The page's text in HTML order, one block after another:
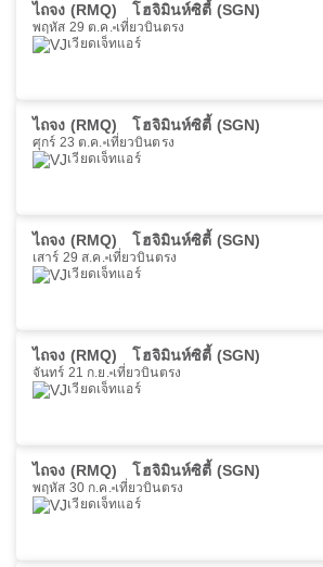
ไถจง (RMQ) โฮจิมินห์ซิตี้ (SGN)
พฤหัส 29 ต.ค. เที่ยวบินตรง
เวียดเจ็ทแอร์
ไถจง (RMQ) โฮจิมินห์ซิตี้ (SGN)
ศุกร์ 23 ต.ค. เที่ยวบินตรง
เวียดเจ็ทแอร์
ไถจง (RMQ) โฮจิมินห์ซิตี้ (SGN)
เสาร์ 29 ส.ค. เที่ยวบินตรง
เวียดเจ็ทแอร์
ไถจง (RMQ) โฮจิมินห์ซิตี้ (SGN)
จันทร์ 21 ก.ย. เที่ยวบินตรง
เวียดเจ็ทแอร์
ไถจง (RMQ) โฮจิมินห์ซิตี้ (SGN)
พฤหัส 30 ก.ค. เที่ยวบินตรง
เวียดเจ็ทแอร์